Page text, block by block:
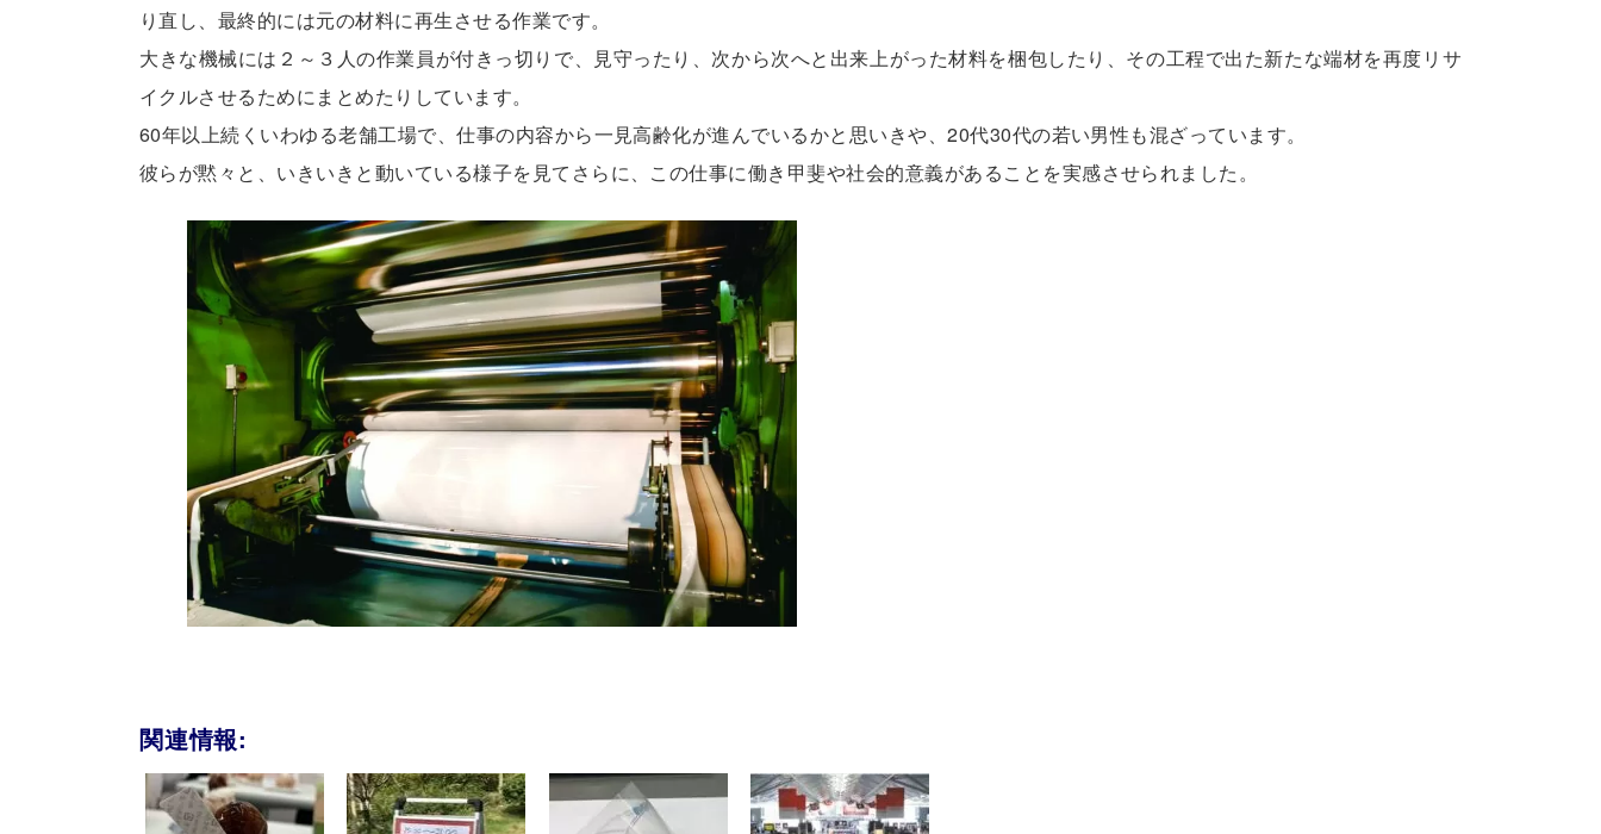
り直し、最終的には元の材料に再生させる作業です。
大きな機械には２～３人の作業員が付きっ切りで、見守ったり、次から次へと出来上がった材料を梱包したり、その工程で出た新たな端材を再度リサ
イクルさせるためにまとめたりしています。
60年以上続くいわゆる老舗工場で、仕事の内容から一見高齢化が進んでいるかと思いきや、20代30代の若い男性も混ざっています。
彼らが黙々と、いきいきと動いている様子を見てさらに、この仕事に働き甲斐や社会的意義があることを実感させられました。
関連情報: